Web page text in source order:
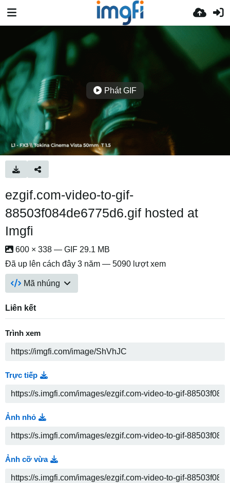
Phát GIF
ezgif.com-video-to-gif-
88503f084de6775d6.gif hosted at
Imgfi
600 × 338 — GIF 29.1 MB
Đã up lên cách đây 3 năm — 5090 lượt xem
Mã nhúng
Liên kết
Trình xem
Trực tiếp
Ảnh nhỏ
Ảnh cỡ vừa